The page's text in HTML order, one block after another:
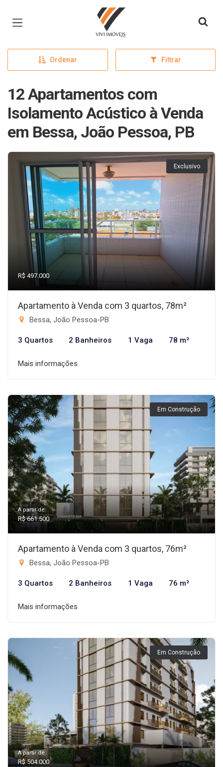
Página inicial
Ordenar Filtrar
12 Apartamentos com
Isolamento Acústico à Venda
em Bessa, João Pessoa, PB
Exclusivo
R$ 497.000
Apartamento à Venda com 3 quartos, 78m²
Bessa, João Pessoa-PB
3 Quartos 2 Banheiros 1 Vaga 78 m²
Mais informações
Em Construção
A partir de:
R$ 661.500
Apartamento à Venda com 3 quartos, 76m²
Bessa, João Pessoa-PB
3 Quartos 2 Banheiros 1 Vaga 76 m²
Mais informações
Em Construção
A partir de:
R$ 504.000